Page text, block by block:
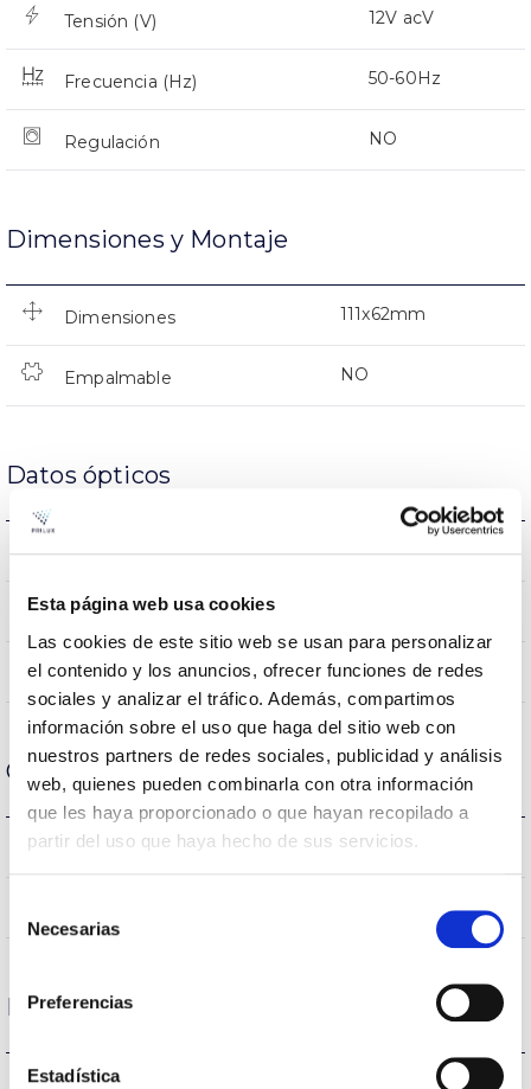
Esta página web usa cookies
Las cookies de este sitio web se usan para personalizar
el contenido y los anuncios, ofrecer funciones de redes
sociales y analizar el tráfico. Además, compartimos
información sobre el uso que haga del sitio web con
nuestros partners de redes sociales, publicidad y análisis
web, quienes pueden combinarla con otra información
que les haya proporcionado o que hayan recopilado a
partir del uso que haya hecho de sus servicios.
Necesarias
Preferencias
Estadística
Tensión (V) 12V acV
Frecuencia (Hz) 50-60Hz
Regulación NO
Dimensiones y Montaje
Dimensiones 111x62mm
Empalmable NO
Datos ópticos
Temperatura de color 3.000K
CRI Índice de repr. cromática
Ángulo de apertura 30
Carcasa y Acabado
Casquillo
IP20
Rendimiento
864lm